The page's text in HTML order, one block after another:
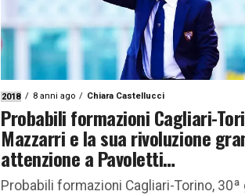
2018 8 anni ago Chiara Castellucci
Probabili formazioni Cagliari-
Mazzarri e la sua rivoluzione
attenzione a Pavoletti…
Probabili formazioni Cagliari-Torino, 30ª